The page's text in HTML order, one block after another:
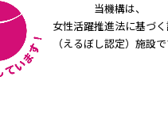
当機構は、
女性活躍推進法に基づ
（えるぼし認定）施設で